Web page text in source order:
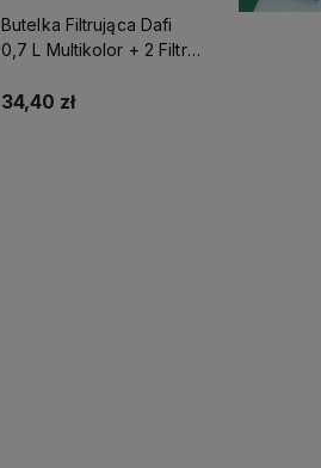
Butelka Filtrująca Dafi
0,7 L Multikolor + 2 Filtry
34,40 zł